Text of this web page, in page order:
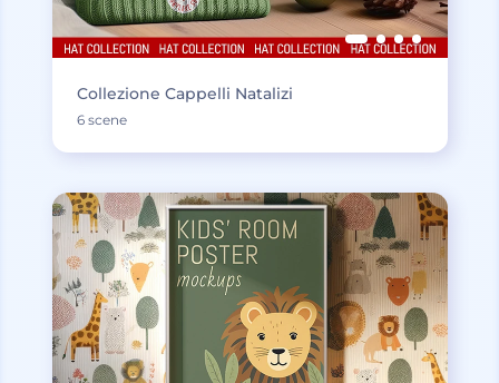
Collezione Cappelli Natalizi
6 scene